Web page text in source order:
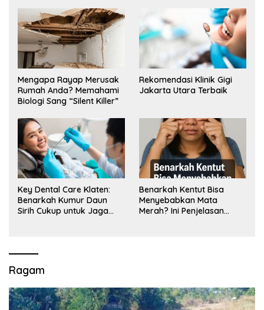
Mengapa Rayap Merusak
Rumah Anda? Memahami
Biologi Sang “Silent Killer”
Rekomendasi Klinik Gigi
Jakarta Utara Terbaik
Key Dental Care Klaten:
Benarkah Kumur Daun
Sirih Cukup untuk Jaga
Benarkah Kentut Bisa
Menyebabkan Mata
Merah? Ini Penjelasan
Ragam